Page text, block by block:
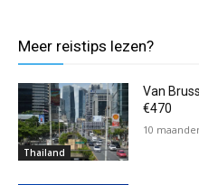
Meer reistips lezen?
Thailand
Van
€470
10